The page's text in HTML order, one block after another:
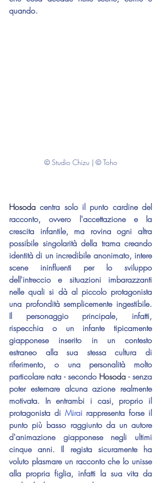
quando.
© Studio Chizu | © Toho
Hosoda centra solo il punto cardine del
racconto, ovvero l'accettazione e la
crescita infantile, ma rovina ogni altra
possibile singolarità della trama creando
identità di un incredibile anonimato, intere
scene ininfluenti per lo sviluppo
dell'intreccio e situazioni imbarazzanti
nelle quali si dà al piccolo protagonista
una profondità semplicemente ingestibile.
Il personaggio principale, infatti,
rispecchia o un infante tipicamente
giapponese inserito in un contesto
estraneo alla sua stessa cultura di
riferimento, o una personalità molto
particolare nata - secondo Hosoda - senza
poter esternare alcuna azione realmente
motivata. In entrambi i casi, proprio il
protagonista di Mirai rappresenta forse il
punto più basso raggiunto da un autore
d'animazione giapponese negli ultimi
cinque anni. Il regista sicuramente ha
voluto plasmare un racconto che lo unisse
alla propria figlia, infatti la sua vita da